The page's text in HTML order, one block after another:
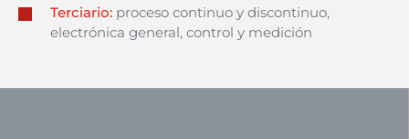
Terciario: proceso continuo y discontinuo,
electrónica general, control y medición